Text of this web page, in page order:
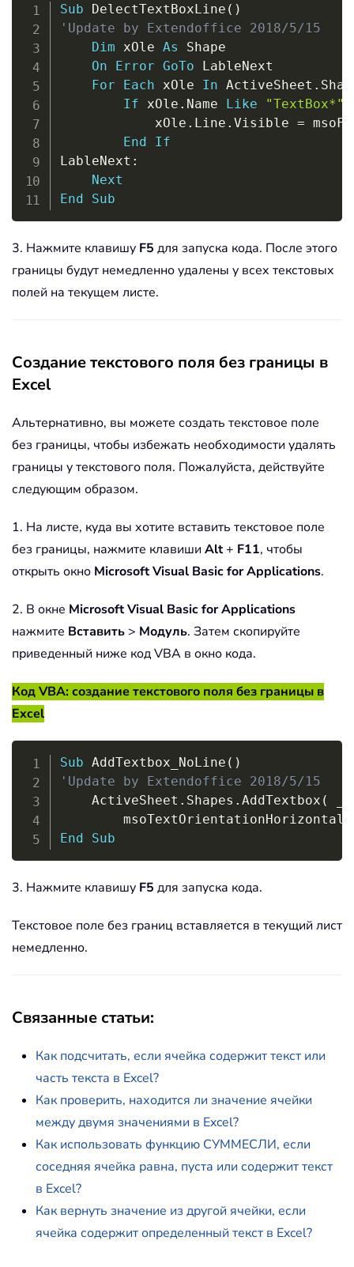
Sub DelectTextBoxLine ( )
'Update by Extendoffice 2018/5/15
Dim xOle As Shape
On
Error GoTo LableNext
For
Each xOle In ActiveSheet .
If xOle . Name Like "TextBox*"
            xOle
. Line . Visible =
End
If
LableNext :
Next
End
Sub
3. Нажмите клавишу F5 для запуска кода. После этого
границы будут немедленно удалены у всех текстовых
полей на текущем листе.
Создание текстового поля без границы в
Excel
Альтернативно, вы можете создать текстовое поле
без границы, чтобы избежать необходимости удалять
границы у текстового поля. Пожалуйста, действуйте
следующим образом.
1. На листе, куда вы хотите вставить текстовое поле
без границы, нажмите клавиши Alt+ F11, чтобы
открыть окно Microsoft Visual Basic for Applications.
2. В окне Microsoft Visual Basic for Applications
нажмите Вставить > Модуль. Затем скопируйте
приведенный ниже код VBA в окно кода.
Код VBA: создание текстового поля без границы в
Excel
Sub AddTextbox_NoLine ( )
'Update by Extendoffice 2018/5/15
    ActiveSheet
. Shapes . AddTextbox (
        msoTextOrientationHorizontal
End
Sub
3. Нажмите клавишу F5 для запуска кода.
Текстовое поле без границ вставляется в текущий лист
немедленно.
Связанные статьи:
Как подсчитать, если ячейка содержит текст или
часть текста в Excel?
Как проверить, находится ли значение ячейки
между двумя значениями в Excel?
Как использовать функцию СУММЕСЛИ, если
соседняя ячейка равна, пуста или содержит текст
в Excel?
Как вернуть значение из другой ячейки, если
ячейка содержит определенный текст в Excel?